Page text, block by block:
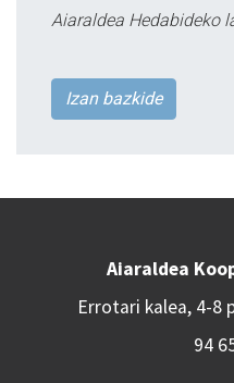
Aiaraldea Hedabideko
Izan bazkide
Aiaraldea
Errotari kalea, 4-8
94